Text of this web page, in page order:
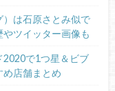
は石原さとみ似で
ツイッター画像も
2020で1つ星＆ビブ
め店舗まとめ